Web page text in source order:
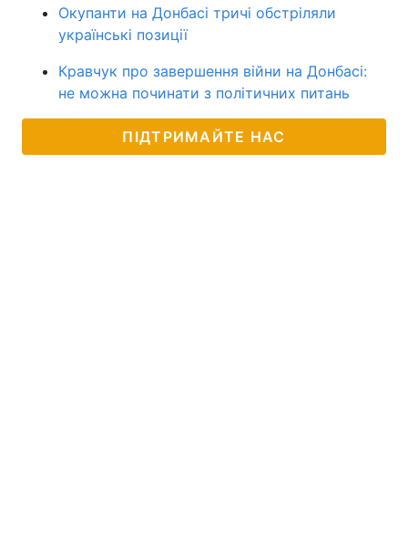
Окупанти на Донбасі тричі обстріляли
українські позиції
Кравчук про завершення війни на Донбасі:
не можна починати з політичних питань
ПІДТРИМАЙТЕ НАС